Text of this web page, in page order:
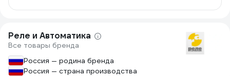
Реле и Автоматика
Все товары бренда
Россия — родина бренда
Россия — страна производства